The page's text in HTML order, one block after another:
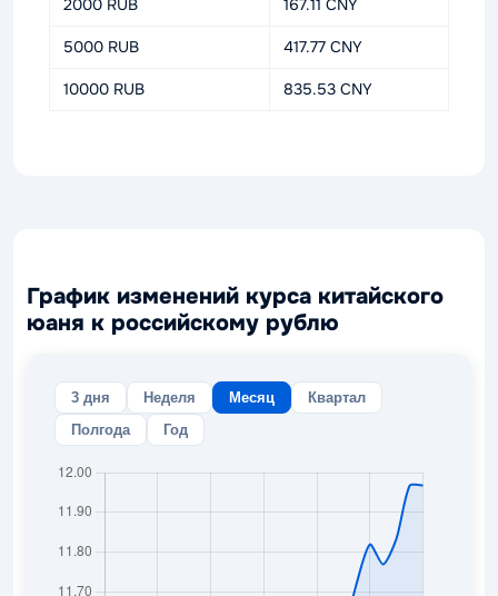
5000 RUB 417.77 CNY
10000 RUB 835.53 CNY
График изменений курса китайского
юаня к российскому рублю
3 дня Неделя Месяц
Квартал
Полгода
Год